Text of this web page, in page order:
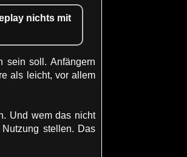
nichts mit
sein soll. Anfängern
als leicht, vor allem
Und wem das nicht
stellen. Das